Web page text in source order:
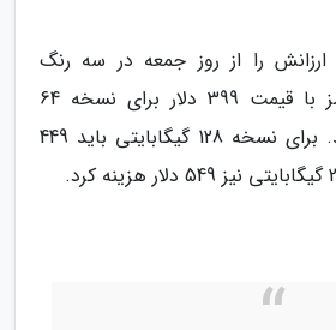
را از روز جمعه در سه رنگ
مشکی، سفید و قرمز با قیمت 399 دلار برای نسخه 64
گیگابایتی می فروشد. برای نسخه 128 گیگابایتی باید 449